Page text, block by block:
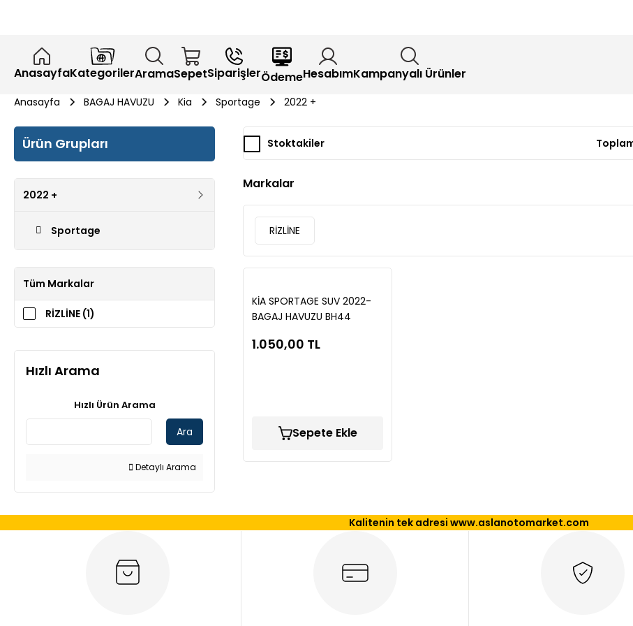
AnasayfaKategorilerAramaSepetSiparişlerÖdemeHesabımKampanyalı Ürünler
Anasayfa BAGAJ HAVUZU Kia Sportage 2022 +
Ürün Grupları
2022 +
Sportage
Tüm Markalar
RİZLİNE (1)
Hızlı Arama
Hızlı Ürün Arama
Ara
Detaylı Arama
Stoktakiler
Markalar
RİZLİNE
KİA SPORTAGE SUV 2022-
BAGAJ HAVUZU BH44
1.050,00 TL
Sepete Ekle
Kalitenin tek adresi www.aslanotomarket.com